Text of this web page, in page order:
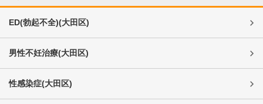
ED(勃起不全)(大田区)
男性不妊治療(大田区)
性感染症(大田区)